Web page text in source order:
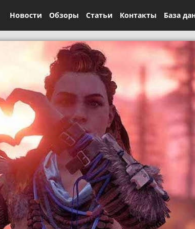
Новости Обзоры Статьи Контакты База